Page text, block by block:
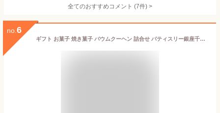
全てのおすすめコメント (7件) >
no. 6
ギフト お菓子 焼き菓子 バウムクーヘン 詰合せ パティスリー銀座千疋屋 銀座フルーツクーヘンB(16個入)